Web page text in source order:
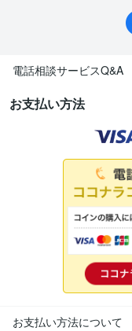
電話相談サービスQ&A
お支払い方法
お支払い方法について